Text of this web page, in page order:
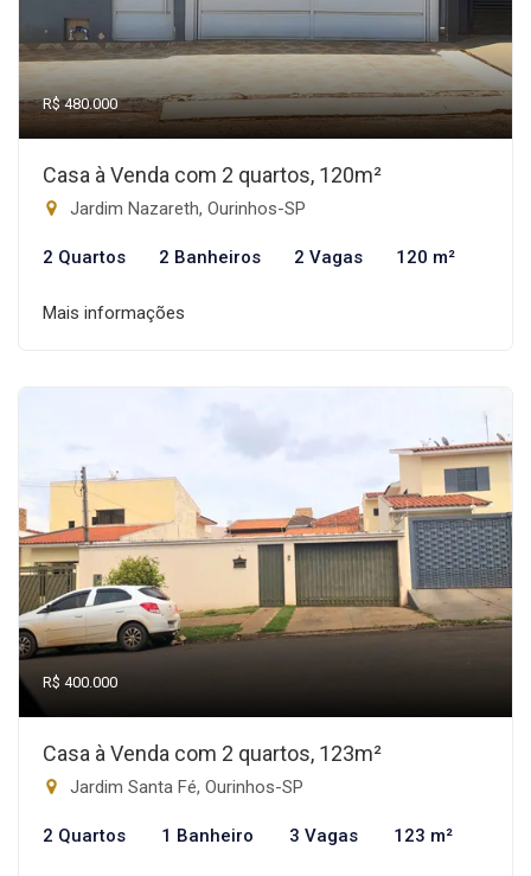
R$ 480.000
Casa à Venda com 2 quartos, 120m²
Jardim Nazareth, Ourinhos-SP
2 Quartos 2 Banheiros 2 Vagas 120 m²
Mais informações
R$ 400.000
Casa à Venda com 2 quartos, 123m²
Jardim Santa Fé, Ourinhos-SP
2 Quartos 1 Banheiro 3 Vagas 123 m²